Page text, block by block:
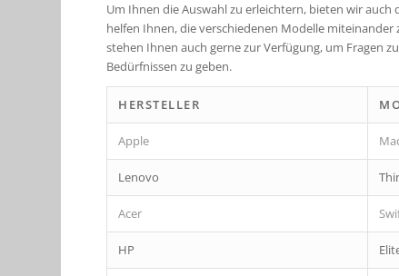
Um Ihnen die Auswahl zu erleichtern, bieten wir
helfen Ihnen, die verschiedenen Modelle
stehen Ihnen auch gerne zur Verfügung, um Fragen
Bedürfnissen zu geben.
HERSTELLER
Apple
Lenovo
Acer
HP